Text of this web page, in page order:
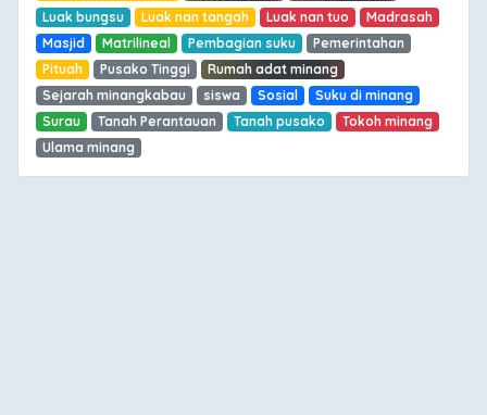
Luak bungsu
Luak nan tangah Luak nan tuo
Madrasah
Masjid
Matrilineal Pembagian suku
Pemerintahan
Pituah
Pusako Tinggi
Rumah adat minang
Sejarah minangkabau
siswa Sosial
Suku di minang
Surau
Tanah Perantauan Tanah pusako
Tokoh minang
Ulama minang